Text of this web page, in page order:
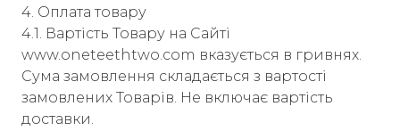
4. Оплата товару
4.1. Вартість Товару на Сайті
www.oneteethtwo.com вказується в гривнях.
Сума замовлення складається з вартості
замовлених Товарів. Не включає вартість
доставки.